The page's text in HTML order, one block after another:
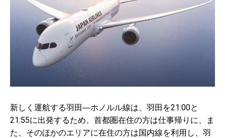
新しく運航する羽田―ホノルル線は、羽田を21:00と
21:55に出発するため、首都圏在住の方は仕事帰りに、ま
た、そのほかのエリアに在住の方は国内線を利用し、羽